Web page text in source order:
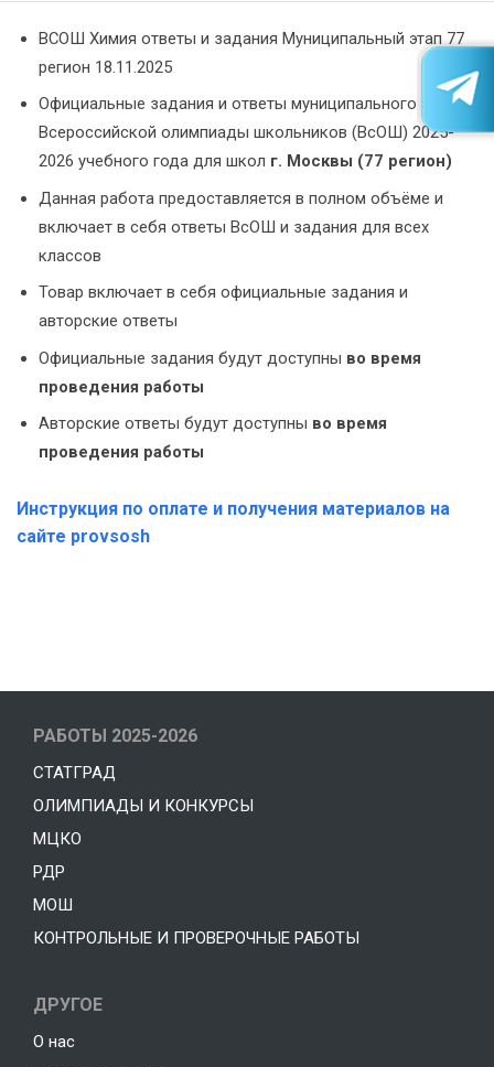
ВСОШ Химия ответы и задания Муниципальный этап 77
регион 18.11.2025
Официальные задания и ответы муниципального этапа
Всероссийской олимпиады школьников (ВсОШ) 2025-
2026 учебного года для школ г. Москвы (77 регион)
Данная работа предоставляется в полном объёме и
включает в себя ответы ВсОШ и задания для всех
классов
Товар включает в себя официальные задания и
авторские ответы
Официальные задания будут доступны во время
проведения работы
Авторские ответы будут доступны во время
проведения работы
Инструкция по оплате и получения материалов на
сайте provsosh
РАБОТЫ 2025-2026
СТАТГРАД
ОЛИМПИАДЫ И КОНКУРСЫ
МЦКО
РДР
МОШ
КОНТРОЛЬНЫЕ И ПРОВЕРОЧНЫЕ РАБОТЫ
ДРУГОЕ
О нас